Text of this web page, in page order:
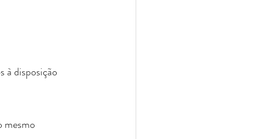
à disposição
mesmo